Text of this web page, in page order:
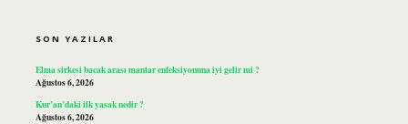
SON YAZILAR
Elma sirkesi bacak arası mantar enfeksiyonuna iyi gelir mi ?
Ağustos 6, 2026
Kur’an’daki ilk yasak nedir ?
Ağustos 6, 2026